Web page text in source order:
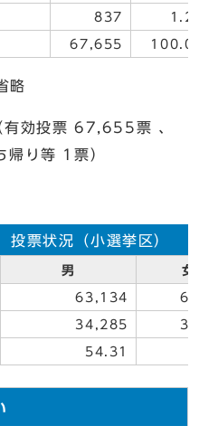
837
67,655
略
効投票 67,655票 、
り等 1票）
投票状況（小選挙区）
男 女
63,134
34,285
54.31